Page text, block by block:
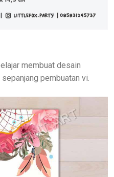
membuat desain
pembuatan vi.